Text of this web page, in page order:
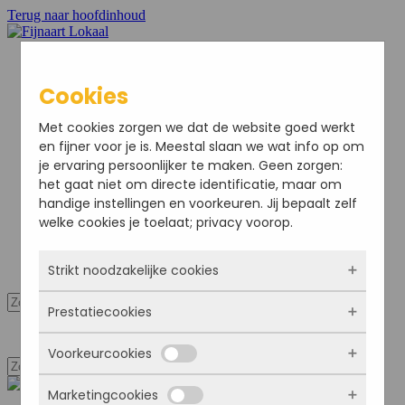
Terug naar hoofdinhoud
Home
Nieuws
Sport
Bedrijven
Agenda
Ondernemersvereniging
Adverteren
Mijn Account
Mijn Account
Cookies
Met cookies zorgen we dat de website goed werkt
en fijner voor je is. Meestal slaan we wat info op om
je ervaring persoonlijker te maken. Geen zorgen:
het gaat niet om directe identificatie, maar om
handige instellingen en voorkeuren. Jij bepaalt zelf
welke cookies je toelaat; privacy voorop.
Strikt noodzakelijke cookies
Deze cookies zorgen ervoor dat de website
überhaupt werkt. Ze zijn dus altijd actief en
kunnen niet worden uitgezet. Meestal worden
ze alleen geplaatst als jij iets doet, zoals
inloggen, een formulier invullen of je
Prestatiecookies
Met deze cookies zien we hoe vaak onze site
bezocht wordt, waar bezoekers vandaan
komen en welke pagina’s populair zijn. Zo
Voorkeurcookies
Deze cookies onthouden jouw voorkeuren.
Marketingcookies